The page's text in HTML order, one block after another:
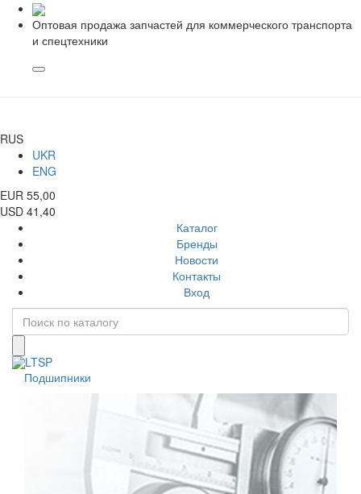
Оптовая продажа запчастей для коммерческого транспорта
и спецтехники
RUS
UKR
ENG
EUR 55,00
USD 41,40
Каталог
Бренды
Новости
Контакты
Вход
Подшипники